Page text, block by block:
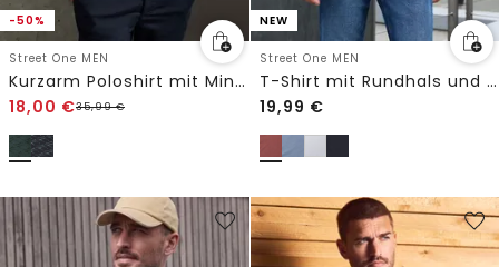
-50%
Street One MEN
Kurzarm Poloshirt mit Minimal Print
18,00 €35,99€
NEW
Street One MEN
T-Shirt mit Rundhals und Chestprint
19,99 €